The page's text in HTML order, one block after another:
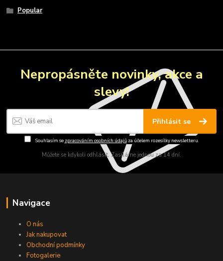
Popular
Nepropásněte novinky, akce a
slevy!
Přihlásit se
Souhlasím se zpracováním osobních údajůza účelem rozesílky newsletteru.
Můžete se kdykoli odhlásit. Zasíláme jednou za 14 dní.
Navigace
O nás
Jak nakupovat
Obchodní podmínky
Fotogalerie